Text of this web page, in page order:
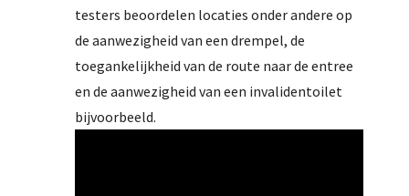
testers beoordelen locaties onder andere op
de aanwezigheid van een drempel, de
toegankelijkheid van de route naar de entree
en de aanwezigheid van een invalidentoilet
bijvoorbeeld.